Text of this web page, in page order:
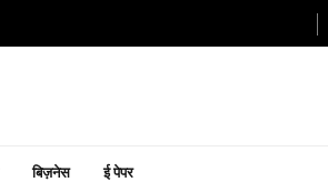
बिज़नेस ई पेपर